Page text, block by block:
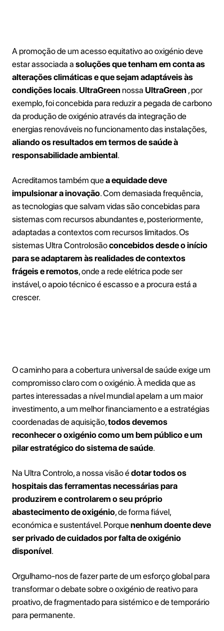
A promoção de um acesso equitativo ao oxigénio deve
estar associada a soluções que tenham em conta as
alterações climáticas e que sejam adaptáveis às
condições locais. UltraGreen nossa UltraGreen , por
exemplo, foi concebida para reduzir a pegada de carbono
da produção de oxigénio através da integração de
energias renováveis no funcionamento das instalações,
aliando os resultados em termos de saúde à
responsabilidade ambiental.
Acreditamos também quea equidade deve
impulsionar a inovação. Com demasiada frequência,
as tecnologias que salvam vidas são concebidas para
sistemas com recursos abundantes e, posteriormente,
adaptadas a contextos com recursos limitados. Os
sistemas Ultra Controlosãoconcebidos desde o início
para se adaptarem às realidades de contextos
frágeis e remotos, onde a rede elétrica pode ser
instável, o apoio técnico é escasso e a procura está a
crescer.
O caminho para a cobertura universal de saúde exige um
compromisso claro com o oxigénio. À medida que as
partes interessadas a nível mundial apelam a um maior
investimento, a um melhor financiamento e a estratégias
coordenadas de aquisição,todos devemos
reconhecer o oxigénio como um bem público e um
pilar estratégico do sistema de saúde.
Na Ultra Controlo, a nossa visão édotar todos os
hospitais das ferramentas necessárias para
produzirem e controlarem o seu próprio
abastecimento de oxigénio, de forma fiável,
económica e sustentável. Porquenenhum doente deve
ser privado de cuidados por falta de oxigénio
disponível.
Orgulhamo-nos de fazer parte de um esforço global para
transformar o debate sobre o oxigénio de reativo para
proativo, de fragmentado para sistémico e de temporário
para permanente.